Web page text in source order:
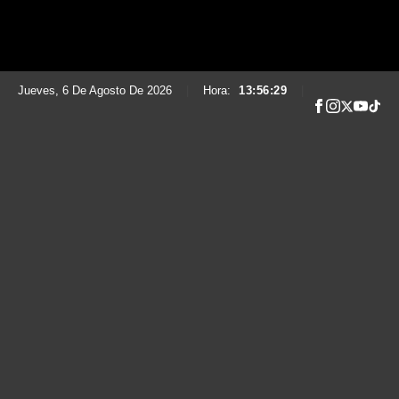
Jueves, 6 De Agosto De 2026 Hora: 13:56:30